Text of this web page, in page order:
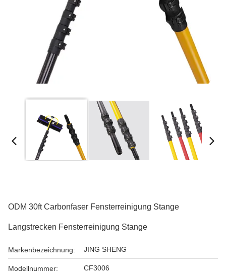
ODM 30ft Carbonfaser Fensterreinigung Stange
Langstrecken Fensterreinigung Stange
Markenbezeichnung: JING SHENG
Modellnummer: CF3006